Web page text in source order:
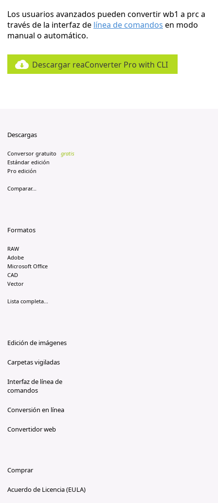
Los usuarios avanzados pueden convertir wb1 a prc a
través de la interfaz de línea de comandos en modo
manual o automático.
Descargar reaConverter Pro with CLI
Descargas
Conversor gratuito
gratis
Estándar edición
Pro edición
Comparar...
Formatos
RAW
Adobe
Microsoft Office
CAD
Vector
Lista completa...
Edición de imágenes
Carpetas vigiladas
Interfaz de línea de
comandos
Conversión en línea
Convertidor web
Comprar
Acuerdo de Licencia (EULA)